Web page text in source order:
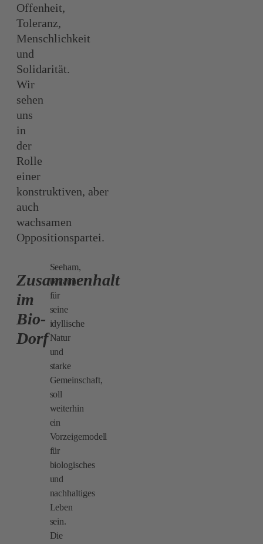
Offenheit,
Toleranz,
Menschlichkeit
und
Solidarität.
​Wir
sehen
uns
in
der
Rolle
einer
konstruktiven, aber
auch
wachsamen
Oppositionspartei.
Zusammenhalt
im
Bio-
Dorf
Seeham,
bekannt
für
seine
idyllische
Natur
und
starke
Gemeinschaft,
soll
weiterhin
ein
Vorzeigemodell
für
biologisches
und
nachhaltiges
Leben
sein.
Die